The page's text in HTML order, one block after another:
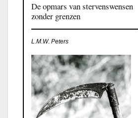
De opmars van stervenswensen
zonder grenzen
L.M.W. Peters